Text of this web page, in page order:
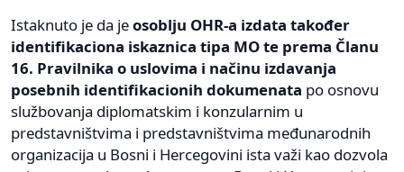
Istaknuto je da jeosoblju OHR-a izdata također
identifikaciona iskaznica tipa MO te prema Članu
16. Pravilnika o uslovima i načinu izdavanja
posebnih identifikacionih dokumenata po osnovu
službovanja diplomatskim i konzularnim u
predstavništvima i predstavništvima međunarodnih
organizacija u Bosni i Hercegovini ista važi kao dozvola